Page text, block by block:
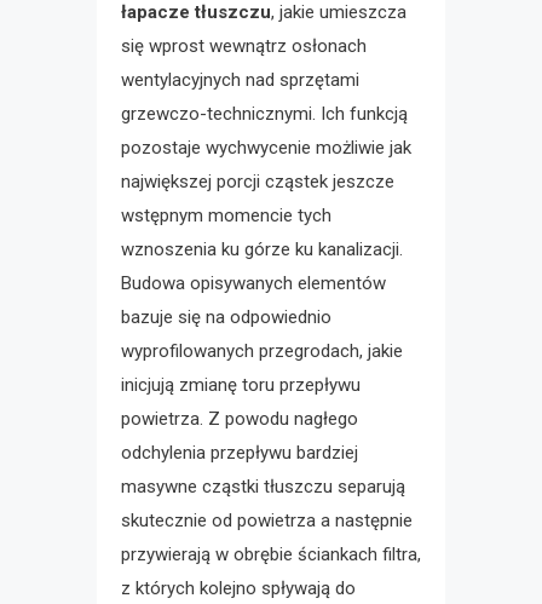
łapacze tłuszczu, jakie umieszcza
się wprost wewnątrz osłonach
wentylacyjnych nad sprzętami
grzewczo-technicznymi. Ich funkcją
pozostaje wychwycenie możliwie jak
największej porcji cząstek jeszcze
wstępnym momencie tych
wznoszenia ku górze ku kanalizacji.
Budowa opisywanych elementów
bazuje się na odpowiednio
wyprofilowanych przegrodach, jakie
inicjują zmianę toru przepływu
powietrza. Z powodu nagłego
odchylenia przepływu bardziej
masywne cząstki tłuszczu separują
skutecznie od powietrza a następnie
przywierają w obrębie ściankach filtra,
z których kolejno spływają do